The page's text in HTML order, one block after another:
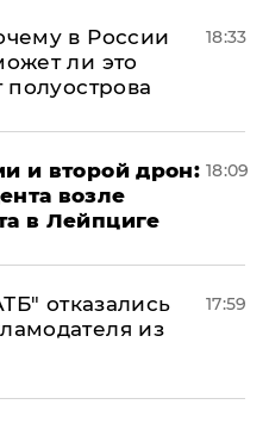
в России
ли это
полуострова
18:33
и второй дрон:
возле
в Лейпциге
18:09
отказались
из
17:59